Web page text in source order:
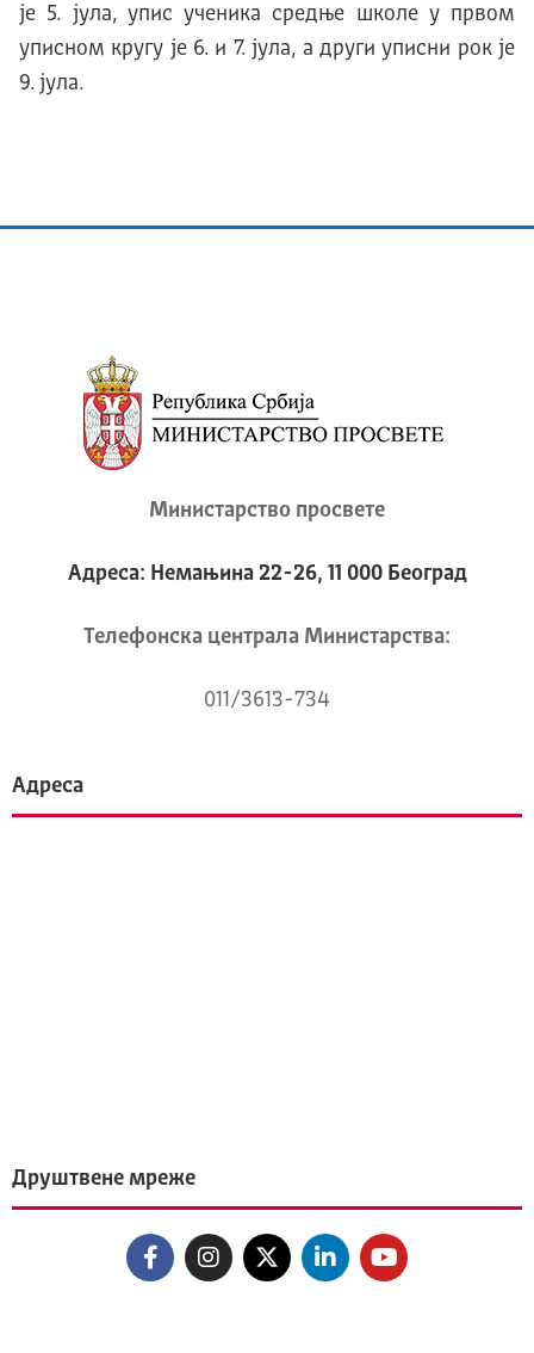
је 5. јула, упис ученика средње школе у првом
уписном кругу је 6. и 7. јула, а други уписни рок је
9. јула.
Министарство просвете
Адреса: Немањина 22-26, 11 000 Београд
Телeфонска централа Mинистарства:
011/3613-734
Адреса
Друштвене мреже